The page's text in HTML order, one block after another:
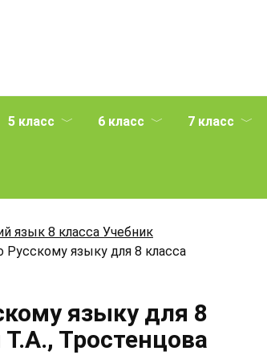
5 класс 6 класс 7 класс
язык 8 класса Учебник
языку для 8 класса
языку для 8
Тростенцова